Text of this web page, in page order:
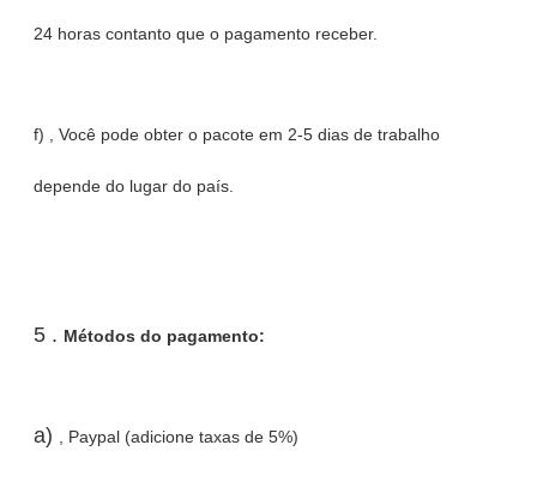
24 horas contanto que o pagamento receber.
f) , Você pode obter o pacote em 2-5 dias de trabalho
depende do lugar do país.
5 . Métodos do pagamento:
a) , Paypal (adicione taxas de 5%)